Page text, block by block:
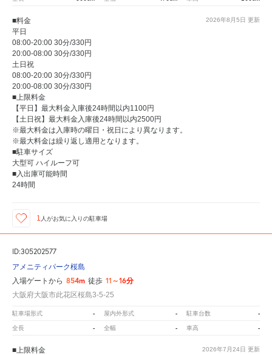
2026年8月5日 更新
■料金
平日
08:00-20:00 30分/330円
20:00-08:00 30分/330円
土日祝
08:00-20:00 30分/330円
20:00-08:00 30分/330円
■上限料金
【平日】最大料金入庫後24時間以内1100円
【土日祝】最大料金入庫後24時間以内2500円
※最大料金は入庫時の曜日・祝日により異なります。
※最大料金は繰り返し適用となります。
■駐車サイズ
大型可 ハイルーフ可
■入出庫可能時間
24時間
1 人がお気に入りの駐車場
ID:305202577
アメニティパーク桜島
入場ゲートから 854m 徒歩 11～16分
大阪府大阪市此花区桜島3-5-25
駐車場形式 - 屋内外形式 - 駐車台数 -
全長 - 全幅 - 車高 -
2026年7月24日 更新
■上限料金